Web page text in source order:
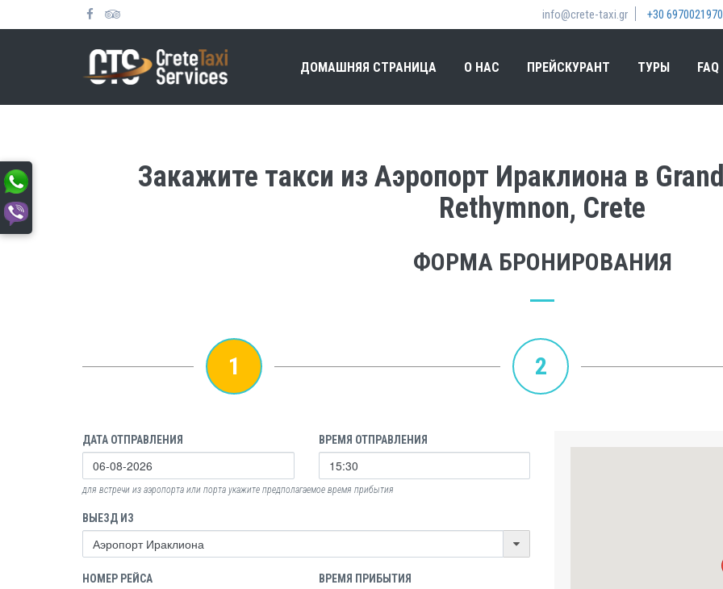
info@crete-taxi.gr +30 6970021970
ДОМАШНЯЯ СТРАНИЦА О НАС ПРЕЙСКУРАНТ ТУРЫ FAQ
Закажите такси из Аэропорт Ираклиона в
Rethymnon, Crete
ФОРМА БРОНИРОВАНИЯ
1 2
ДАТА ОТПРАВЛЕНИЯ ВРЕМЯ ОТПРАВЛЕНИЯ
для встречи из аэропорта или порта укажите предполагаемое время прибытия
ВЫЕЗД ИЗ
НОМЕР РЕЙСА ВРЕМЯ ПРИБЫТИЯ